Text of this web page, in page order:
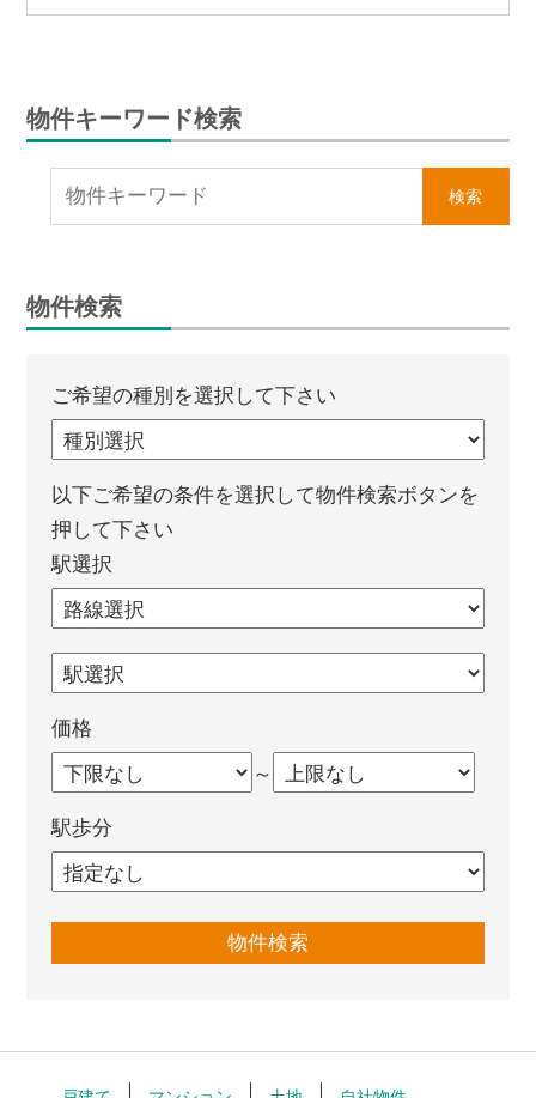
物件キーワード検索
物件検索
ご希望の種別を選択して下さい
以下ご希望の条件を選択して物件検索ボタンを
押して下さい
駅選択
価格
～
駅歩分